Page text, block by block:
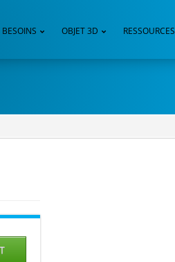
BESOINS OBJET 3D RESSOURCES